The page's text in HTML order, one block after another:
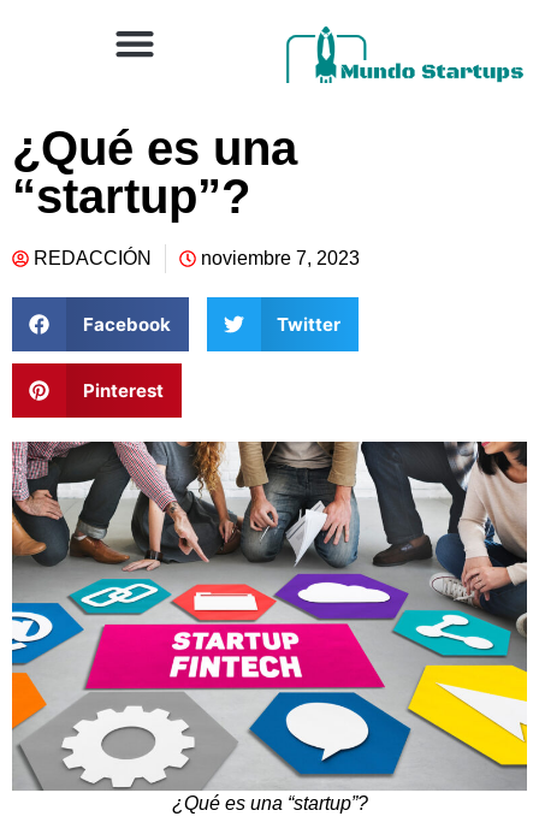
¿Qué es una
“startup”?
REDACCIÓN noviembre 7, 2023
Facebook Twitter
Pinterest
¿Qué es una “startup”?